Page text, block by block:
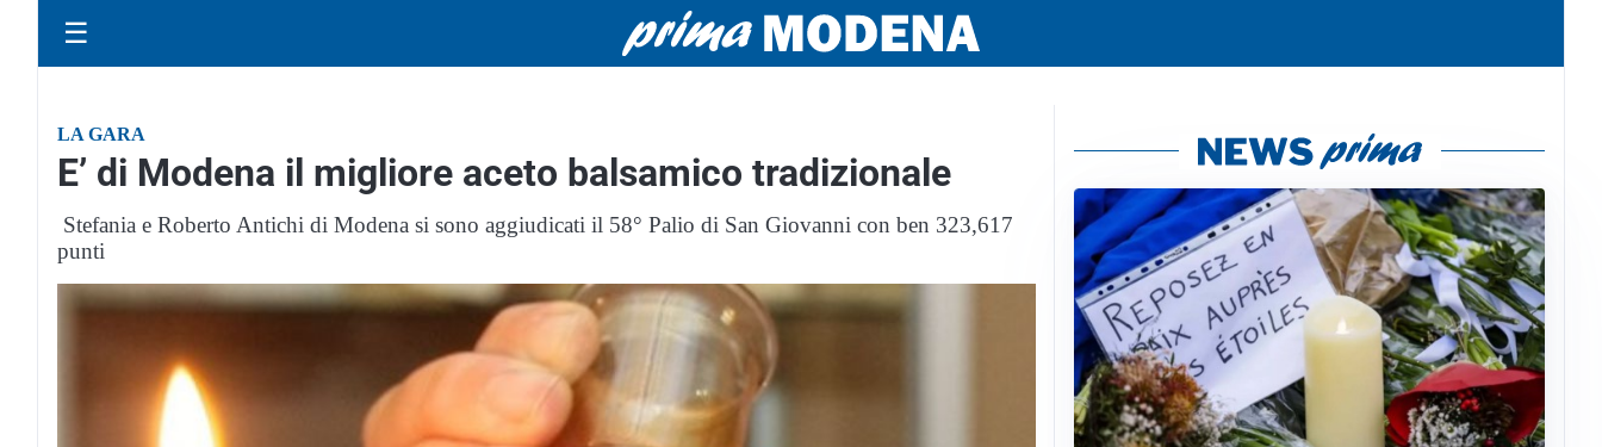
☰
LA GARA
E’ di Modena il migliore aceto balsamico tradizionale
Stefania e Roberto Antichi di Modena si sono aggiudicati il 58° Palio di San Giovanni con ben 323,617
punti